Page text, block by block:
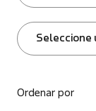
Seleccione
Ordenar por